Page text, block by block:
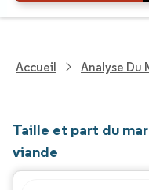
Accueil Analyse Du
Taille et part du
viande